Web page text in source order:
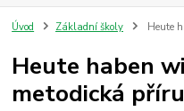
Úvod Základní školy Heute
Heute haben
metodická